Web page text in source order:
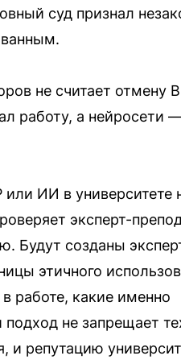
суд признал
не считает отмену
работу, а нейросети
или ИИ в университете
эксперт-
Будут созданы
этичного
работе, какие именно
не запрещает
и репутацию